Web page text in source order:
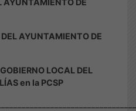
AYUNTAMIENTO DE
AYUNTAMIENTO DE
LOCAL DEL
en la PCSP